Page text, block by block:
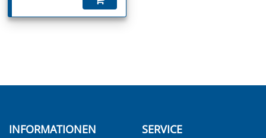
INFORMATIONEN SERVICE